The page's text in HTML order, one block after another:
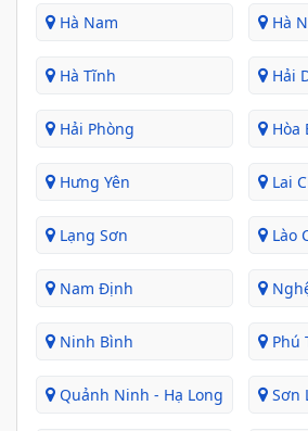
Hà Nam Hà
Hà Tĩnh Hải
Hải Phòng Hòa
Hưng Yên Lai
Lạng Sơn Lào
Nam Định
Ninh Bình Phú
Quảnh Ninh - Hạ Long Sơn